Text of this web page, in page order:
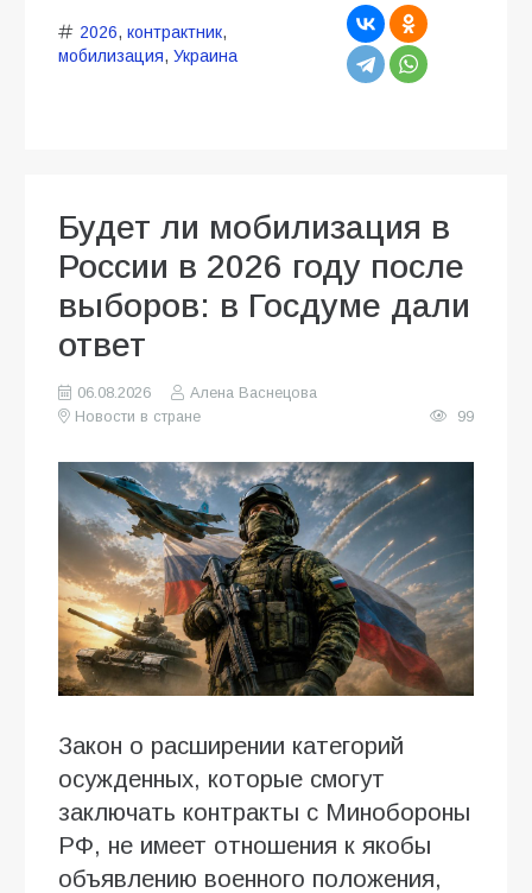
2026, контрактник,
мобилизация, Украина
Будет ли мобилизация в
России в 2026 году после
выборов: в Госдуме дали
ответ
06.08.2026
Алена Васнецова
Новости в стране
99
Закон о расширении категорий
осужденных, которые смогут
заключать контракты с Минобороны
РФ, не имеет отношения к якобы
объявлению военного положения,